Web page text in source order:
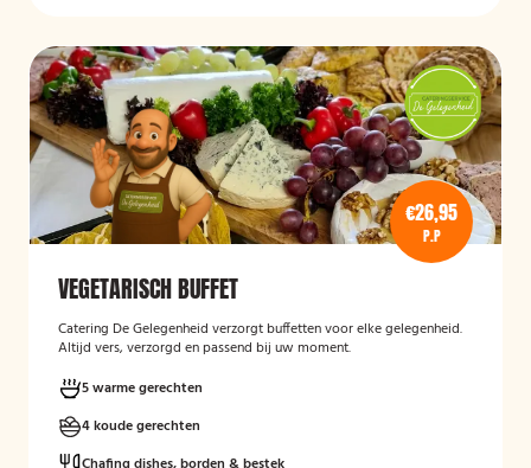
€26,95
P.P
VEGETARISCH BUFFET
Catering De Gelegenheid verzorgt buffetten voor elke gelegenheid.
Altijd vers, verzorgd en passend bij uw moment.
5 warme gerechten
4 koude gerechten